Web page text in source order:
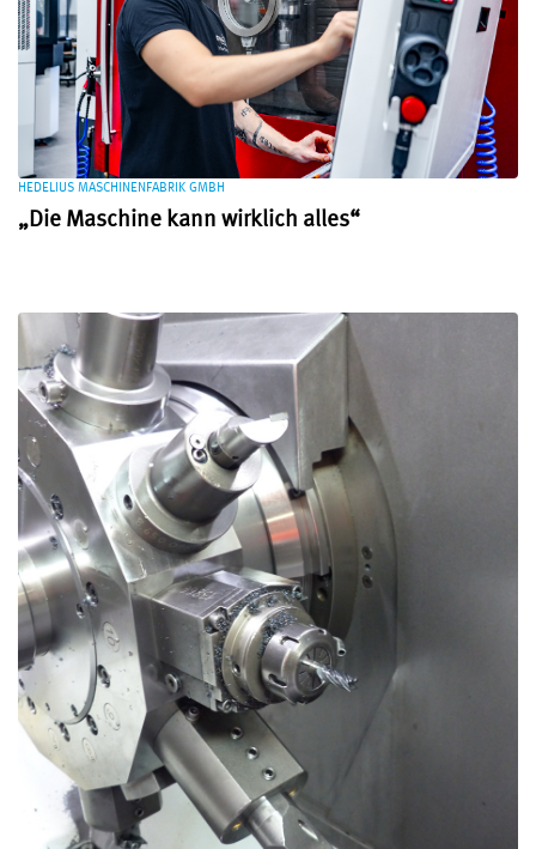
HEDELIUS MASCHINENFABRIK GMBH
„Die Maschine kann wirklich alles“